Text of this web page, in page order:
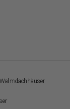
Walmdachhäuser